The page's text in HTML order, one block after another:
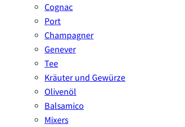
Cognac
Port
Champagner
Genever
Tee
Kräuter und Gewürze
Olivenöl
Balsamico
Mixers